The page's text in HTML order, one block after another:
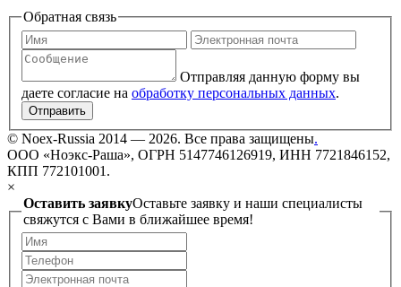
Обратная связь
Отправляя данную форму вы
даете согласие на обработку персональных данных.
Отправить
© Noex-Russia 2014 — 2026. Все права защищены.
ООО «Ноэкс-Раша», ОГРН 5147746126919, ИНН 7721846152,
КПП 772101001.
×
Оставить заявкуОставьте заявку и наши специалисты
свяжутся с Вами в ближайшее время!